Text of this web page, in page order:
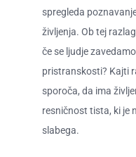
spregleda
življenja. Ob tej
če se ljudje
pristranskosti? Kajti
sporoča, da ima
resničnost tista, ki je
slabega.